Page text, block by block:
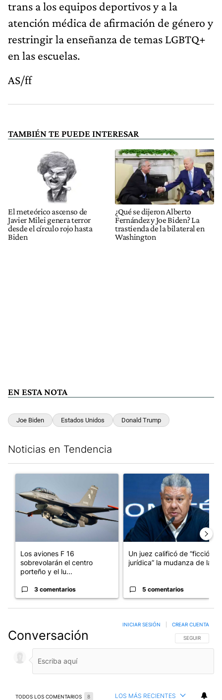
trans a los equipos deportivos y a la
atención médica de afirmación de género y
restringir la enseñanza de temas LGBTQ+
en las escuelas.
AS/ff
TAMBIÉN TE PUEDE INTERESAR
El meteórico ascenso de
Javier Milei genera terror
desde el círculo rojo hasta
Biden
¿Qué se dijeron Alberto
Fernández y Joe Biden? La
trastienda de la bilateral en
Washington
EN ESTA NOTA
Joe Biden Estados Unidos Donald Trump
Noticias en Tendencia
Un artículo de tendencia con el título "Los aviones F 16
Los aviones F 16
sobrevolarán el centro
porteño y el lu...
3 comentarios
Un artículo de tendencia con
Un juez calificó de “ficción
jurídica” la mudanza de la...
5 comentarios
Conversación SIGA ESTA
SEGUIR
INICIAR SESIÓN CREAR CUENTA
TODOS LOS COMENTARIOS 8 LOS MÁS RECIENTES